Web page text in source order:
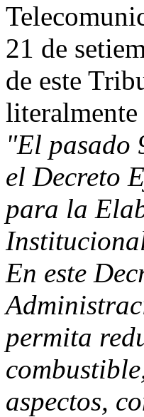
21 de
de este
"El pasado
el Decreto
para la
En este
permita
aspectos,